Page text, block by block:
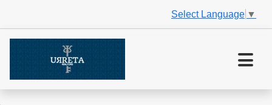
Select Language ▼